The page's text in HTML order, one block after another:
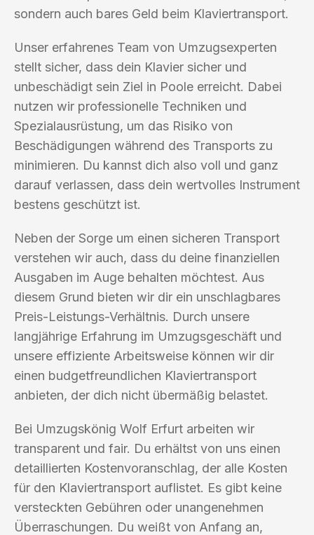
sondern auch bares Geld beim Klaviertransport.
Unser erfahrenes Team von Umzugsexperten
stellt sicher, dass dein Klavier sicher und
unbeschädigt sein Ziel in Poole erreicht. Dabei
nutzen wir professionelle Techniken und
Spezialausrüstung, um das Risiko von
Beschädigungen während des Transports zu
minimieren. Du kannst dich also voll und ganz
darauf verlassen, dass dein wertvolles Instrument
bestens geschützt ist.
Neben der Sorge um einen sicheren Transport
verstehen wir auch, dass du deine finanziellen
Ausgaben im Auge behalten möchtest. Aus
diesem Grund bieten wir dir ein unschlagbares
Preis-Leistungs-Verhältnis. Durch unsere
langjährige Erfahrung im Umzugsgeschäft und
unsere effiziente Arbeitsweise können wir dir
einen budgetfreundlichen Klaviertransport
anbieten, der dich nicht übermäßig belastet.
Bei Umzugskönig Wolf Erfurt arbeiten wir
transparent und fair. Du erhältst von uns einen
detaillierten Kostenvoranschlag, der alle Kosten
für den Klaviertransport auflistet. Es gibt keine
versteckten Gebühren oder unangenehmen
Überraschungen. Du weißt von Anfang an,